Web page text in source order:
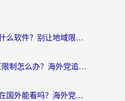
在海外听音乐用什么软件？别让地域限制断了你的华语歌单
芒果TV海外地区限制怎么办？海外党追剧看片的实用加速器选择指南
腾讯缓存的视频在国外能看吗？海外党追剧看片的终极解决方案